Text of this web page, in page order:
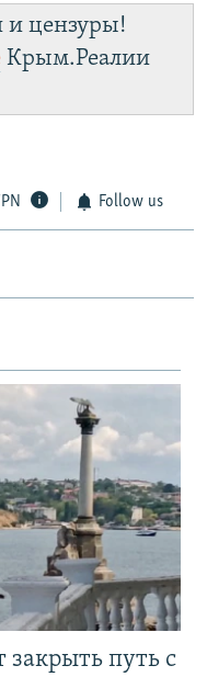
и цензуры!
Крым.Реалии
Follow us
закрыть путь с